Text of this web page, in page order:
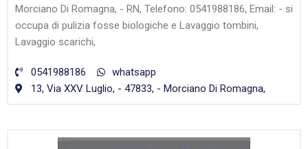
Morciano Di Romagna, - RN, Telefono: 0541988186, Email: - si
occupa di pulizia fosse biologiche e Lavaggio tombini,
Lavaggio scarichi,
0541988186
whatsapp
13, Via XXV Luglio, - 47833, - Morciano Di Romagna,